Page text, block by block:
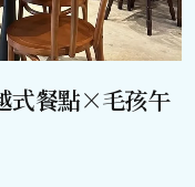
式餐點×毛孩午